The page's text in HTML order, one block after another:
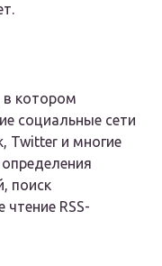
в котором
социальные сети
Twitter и многие
поиск
чтение RSS-